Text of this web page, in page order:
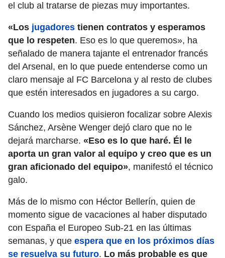
el club al tratarse de piezas muy importantes.
«Los jugadores tienen contratos y esperamos
que lo respeten. Eso es lo que queremos», ha
señalado de manera tajante el entrenador francés
del Arsenal, en lo que puede entenderse como un
claro mensaje al FC Barcelona y al resto de clubes
que estén interesados en jugadores a su cargo.
Cuando los medios quisieron focalizar sobre Alexis
Sánchez, Arsène Wenger dejó claro que no le
dejará marcharse. «Eso es lo que haré. Él le
aporta un gran valor al equipo y creo que es un
gran aficionado del equipo», manifestó el técnico
galo.
Más de lo mismo con Héctor Bellerín, quien de
momento sigue de vacaciones al haber disputado
con España el Europeo Sub-21 en las últimas
semanas, y que espera que en los próximos días
se resuelva su futuro. Lo más probable es que